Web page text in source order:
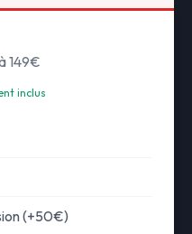
149€
inclus
(+50€)